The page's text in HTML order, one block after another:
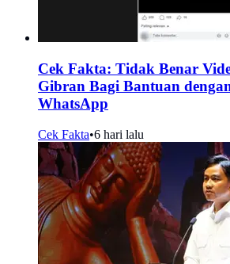
Cek Fakta: Tidak Benar
Gibran Bagi Bantuan
WhatsApp
Cek Fakta•6 hari lalu